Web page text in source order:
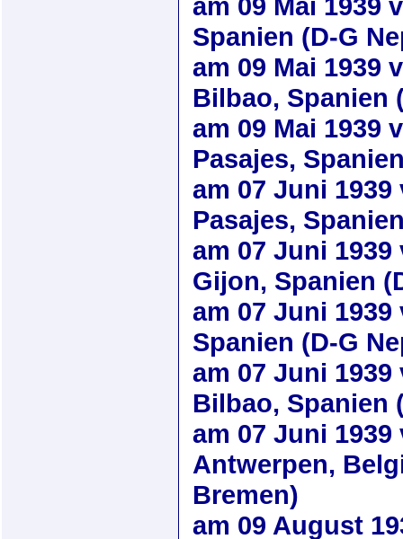
Spanien (D-G
am 09 Mai 1939
Bilbao, Spanien
am 09 Mai 1939
Pasajes,
am 07 Juni 1939
Pasajes,
am 07 Juni 1939
Gijon, Spanien
am 07 Juni 1939
Spanien (D-G
am 07 Juni 1939
Bilbao, Spanien
am 07 Juni 1939
Antwerpen,
Bremen)
am 09 August